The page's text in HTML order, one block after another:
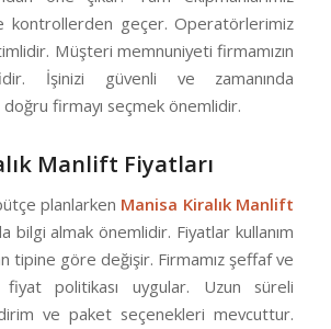
kontrollerden geçer. Operatörlerimiz
Müşteri memnuniyeti firmamızın
İşinizi güvenli ve zamanında
firmayı seçmek önemlidir.
Manlift Fiyatları
planlarken Manisa Kiralık Manlift
bilgi almak önemlidir. Fiyatlar kullanım
tipine göre değişir. Firmamız şeffaf ve
politikası uygular. Uzun süreli
ve paket seçenekleri mevcuttur.